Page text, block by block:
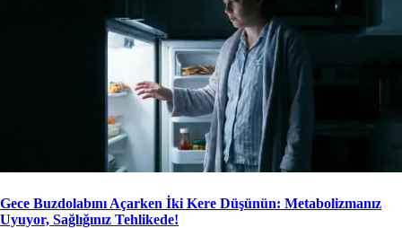
Gece Buzdolabını Açarken İki Kere Düşünün: Metabolizmanız
Uyuyor, Sağlığınız Tehlikede!